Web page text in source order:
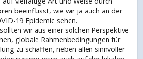
beeinflusst, wie wir ja auch an der
19 Epidemie sehen.
wir aus einer solchen Perspektive
globale Rahmenbedingungen für
zu schaffen, neben allen sinnvollen